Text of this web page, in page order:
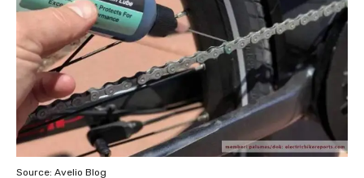
Source: Avelio Blog